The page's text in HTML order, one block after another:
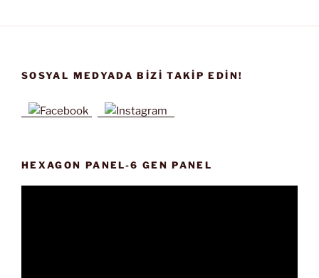
SOSYAL MEDYADA BIZI TAKIP EDIN!
HEXAGON PANEL-6 GEN PANEL